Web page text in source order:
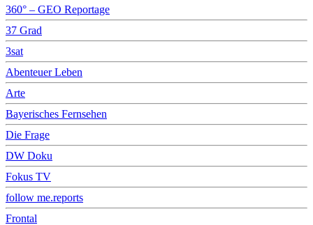
360° – GEO Reportage
37 Grad
3sat
Abenteuer Leben
Arte
Bayerisches Fernsehen
Die Frage
DW Doku
Fokus TV
follow me.reports
Frontal